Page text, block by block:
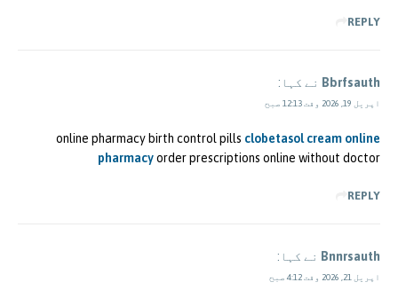
REPLY
Bbrfsauth نے کہا:
اپریل 19, 2026 وقت 12:13 صبح
online pharmacy birth control pills clobetasol cream online
pharmacyorder prescriptions online without doctor
REPLY
Bnnrsauth نے کہا:
اپریل 21, 2026 وقت 4:12 صبح